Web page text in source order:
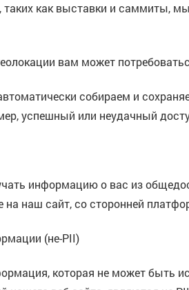
как выставки и саммиты,
вам может
собираем и
успешный или неудачный
информацию о вас из
наш сайт, со сторонней
(не-PII)
которая не может быть